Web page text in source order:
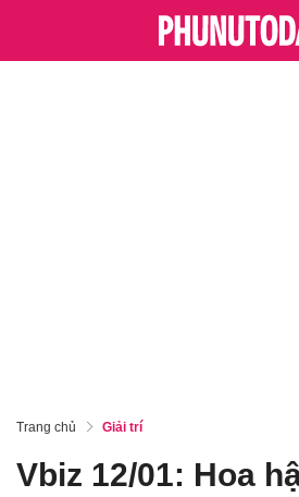
Trang chủ Giải trí
Vbiz 12/01: Hoa